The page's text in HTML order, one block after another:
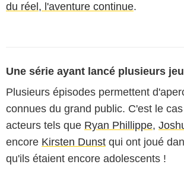
du réel, l'aventure continue.
Une série ayant lancé plusieurs
Plusieurs épisodes permettent
connues du grand public. C'est le
acteurs tels que Ryan Phillippe,
encore Kirsten Dunst qui ont joué
qu'ils étaient encore adolescents !